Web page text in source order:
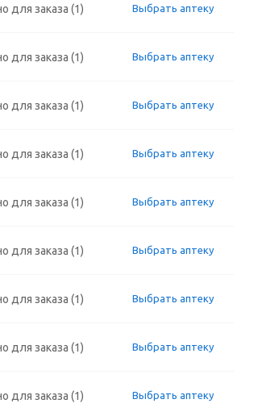
для заказа (1) Выбрать аптеку
для заказа (1) Выбрать аптеку
для заказа (1) Выбрать аптеку
для заказа (1) Выбрать аптеку
для заказа (1) Выбрать аптеку
для заказа (1) Выбрать аптеку
для заказа (1) Выбрать аптеку
для заказа (1) Выбрать аптеку
для заказа (1) Выбрать аптеку